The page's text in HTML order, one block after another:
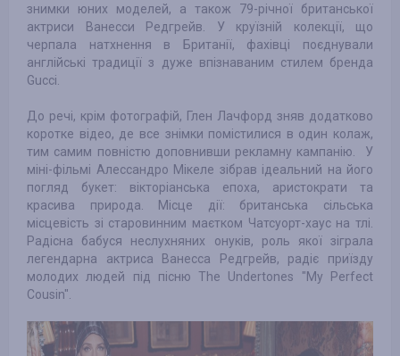
знимки юних моделей, а також 79-річної британської
актриси Ванесси Редгрейв. У круїзній колекції, що
черпала натхнення в Британії, фахівці поєднували
англійські традиції з дуже впізнаваним стилем бренда
Gucci.
До речі, крім фотографій, Глен Лачфорд зняв додатково
коротке відео, де все знімки помістилися в один колаж,
тим самим повністю доповнивши рекламну кампанію. У
міні-фільмі Алессандро Мікеле зібрав ідеальний на його
погляд букет: вікторіанська епоха, аристократи та
красива природа. Місце дії: британська сільська
місцевість зі старовинним маєтком Чатсуорт-хаус на тлі.
Радісна бабуся неслухняних онуків, роль якої зіграла
легендарна актриса Ванесса Редгрейв, радіє приїзду
молодих людей під пісню The Undertones "My Perfect
Cousin".